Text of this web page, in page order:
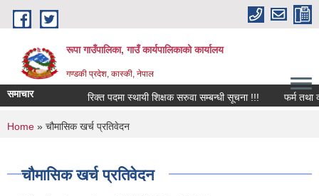
Skip to main content
रूपा गाउँपालिका, गाउँ कार्यपालिकाको कार्यालय
गण्डकी प्रदेश, कास्की, नेपाल
समाचार रिक्त पदमा स्थायी शिक्षक सरुवा सम्बन्धी सूचना !!! फर्म तथा
You are here
Home » चौमासिक खर्च प्रतिवेदन
चौमासिक खर्च प्रतिवेदन